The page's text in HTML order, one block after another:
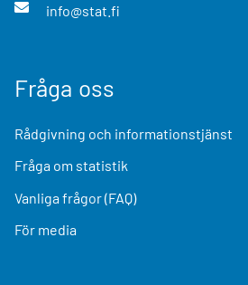
info@stat.fi
Fråga oss
Rådgivning och informationstjänst
Fråga om statistik
Vanliga frågor (FAQ)
För media